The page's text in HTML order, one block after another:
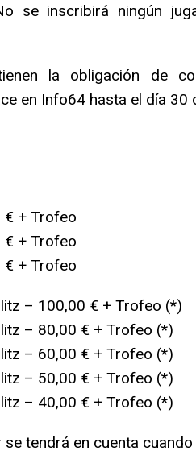
se inscribirá ningún
la obligación de
en Info64 hasta el día 30
€ + Trofeo
€ + Trofeo
€ + Trofeo
– 100,00 € + Trofeo (*)
– 80,00 € + Trofeo (*)
– 60,00 € + Trofeo (*)
– 50,00 € + Trofeo (*)
– 40,00 € + Trofeo (*)
se tendrá en cuenta